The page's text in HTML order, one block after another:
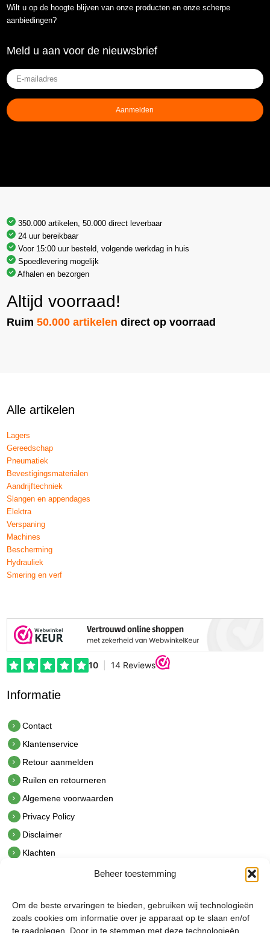
Beheer toestemming
Om de beste ervaringen te bieden, gebruiken wij technologieën
zoals cookies om informatie over je apparaat op te slaan en/of
te raadplegen. Door in te stemmen met deze technologieën
Wilt u op de hoogte blijven van onze producten en onze scherpe
aanbiedingen?
Meld u aan voor de nieuwsbrief
E-
mailadres(Vereist)
Aanmelden
350.000 artikelen, 50.000 direct leverbaar
24 uur bereikbaar
Voor 15:00 uur besteld, volgende werkdag in huis
Spoedlevering mogelijk
Afhalen en bezorgen
Altijd voorraad!
Ruim50.000 artikelen direct op voorraad
Alle artikelen
Lagers
Gereedschap
Pneumatiek
Bevestigingsmaterialen
Aandrijftechniek
Slangen en appendages
Elektra
Verspaning
Machines
Bescherming
Hydrauliek
Smering en verf
Informatie
Contact
Klantenservice
Retour aanmelden
Ruilen en retourneren
Algemene voorwaarden
Privacy Policy
Disclaimer
Klachten
hetindustriehuis B.V.
De Hoek 1 1601 MR Enkhuizen
t.0228 53 00 40